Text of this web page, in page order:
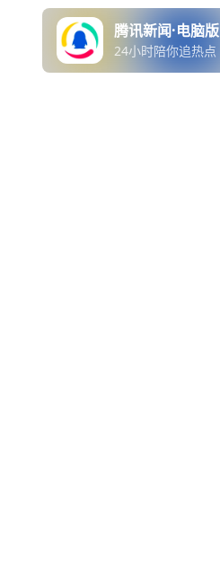
腾讯新闻·电脑版
24小时陪你追热点